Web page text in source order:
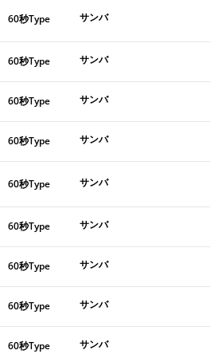
60秒Type サンバ
60秒Type サンバ
60秒Type サンバ
60秒Type サンバ
60秒Type サンバ
60秒Type サンバ
60秒Type サンバ
60秒Type サンバ
60秒Type サンバ